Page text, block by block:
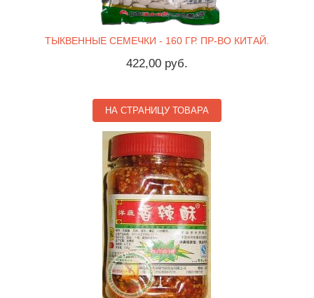
ТЫКВЕННЫЕ СЕМЕЧКИ - 160 ГР. ПР-ВО КИТАЙ.
422,00 руб.
НА СТРАНИЦУ ТОВАРА